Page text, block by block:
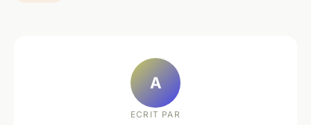
A
ECRIT PAR